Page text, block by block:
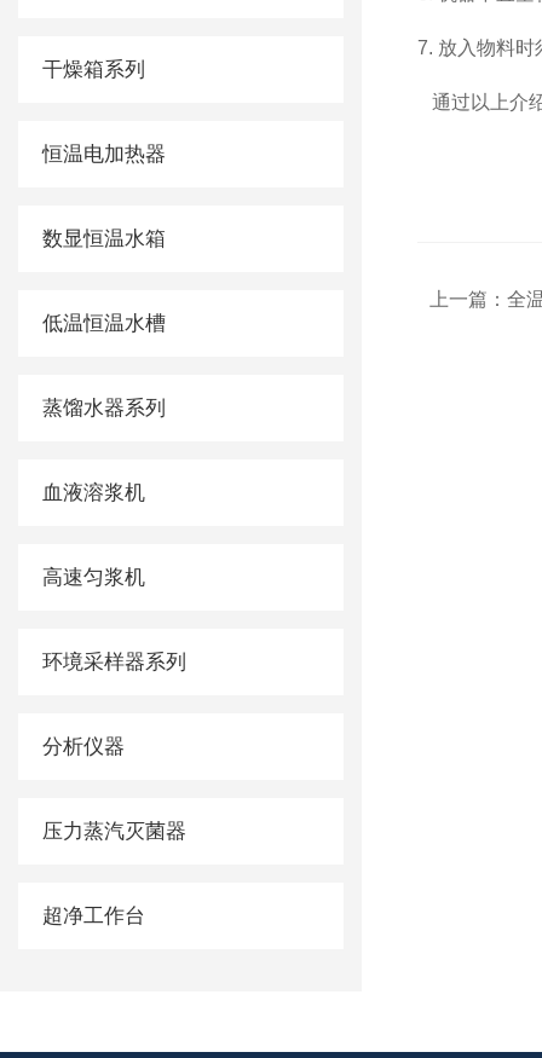
干燥箱系列
恒温电加热器
数显恒温水箱
低温恒温水槽
蒸馏水器系列
血液溶浆机
高速匀浆机
环境采样器系列
分析仪器
压力蒸汽灭菌器
超净工作台
7. 放入物料时须
通过以上介绍
上一篇： 全